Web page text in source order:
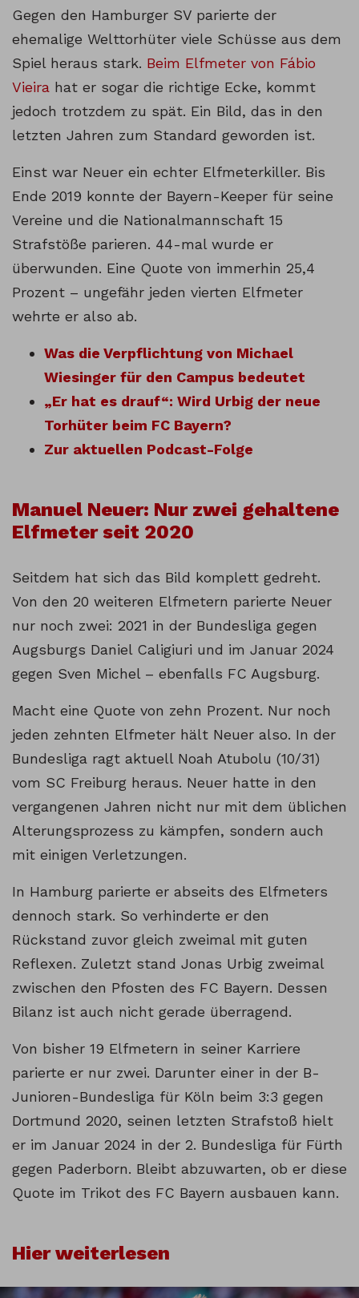
Gegen den Hamburger SV parierte der
ehemalige Welttorhüter viele Schüsse aus dem
Spiel heraus stark. Beim Elfmeter von Fábio
Vieira hat er sogar die richtige Ecke, kommt
jedoch trotzdem zu spät. Ein Bild, das in den
letzten Jahren zum Standard geworden ist.
Einst war Neuer ein echter Elfmeterkiller. Bis
Ende 2019 konnte der Bayern-Keeper für seine
Vereine und die Nationalmannschaft 15
Strafstöße parieren. 44-mal wurde er
überwunden. Eine Quote von immerhin 25,4
Prozent – ungefähr jeden vierten Elfmeter
wehrte er also ab.
Was die Verpflichtung von Michael
Wiesinger für den Campus bedeutet
„Er hat es drauf“: Wird Urbig der neue
Torhüter beim FC Bayern?
Zur aktuellen Podcast-Folge
Manuel Neuer: Nur zwei gehaltene
Elfmeter seit 2020
Seitdem hat sich das Bild komplett gedreht.
Von den 20 weiteren Elfmetern parierte Neuer
nur noch zwei: 2021 in der Bundesliga gegen
Augsburgs Daniel Caligiuri und im Januar 2024
gegen Sven Michel – ebenfalls FC Augsburg.
Macht eine Quote von zehn Prozent. Nur noch
jeden zehnten Elfmeter hält Neuer also. In der
Bundesliga ragt aktuell Noah Atubolu (10/31)
vom SC Freiburg heraus. Neuer hatte in den
vergangenen Jahren nicht nur mit dem üblichen
Alterungsprozess zu kämpfen, sondern auch
mit einigen Verletzungen.
In Hamburg parierte er abseits des Elfmeters
dennoch stark. So verhinderte er den
Rückstand zuvor gleich zweimal mit guten
Reflexen. Zuletzt stand Jonas Urbig zweimal
zwischen den Pfosten des FC Bayern. Dessen
Bilanz ist auch nicht gerade überragend.
Von bisher 19 Elfmetern in seiner Karriere
parierte er nur zwei. Darunter einer in der B-
Junioren-Bundesliga für Köln beim 3:3 gegen
Dortmund 2020, seinen letzten Strafstoß hielt
er im Januar 2024 in der 2. Bundesliga für Fürth
gegen Paderborn. Bleibt abzuwarten, ob er diese
Quote im Trikot des FC Bayern ausbauen kann.
Hier weiterlesen